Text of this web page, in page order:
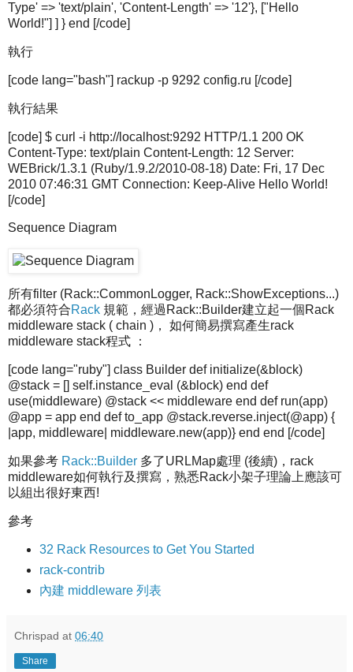
Type' => 'text/plain', 'Content-Length' => '12'}, ["Hello
World!"] ] } end [/code]
執行
[code lang="bash"] rackup -p 9292 config.ru [/code]
執行結果
[code] $ curl -i http://localhost:9292 HTTP/1.1 200 OK
Content-Type: text/plain Content-Length: 12 Server:
WEBrick/1.3.1 (Ruby/1.9.2/2010-08-18) Date: Fri, 17 Dec
2010 07:46:31 GMT Connection: Keep-Alive Hello World!
[/code]
Sequence Diagram
所有filter (Rack::CommonLogger, Rack::ShowExceptions...)
都必須符合Rack 規範，經過Rack::Builder建立起一個Rack
middleware stack ( chain )， 如何簡易撰寫產生rack
middleware stack程式 ：
[code lang="ruby"] class Builder def initialize(&block)
@stack = [] self.instance_eval (&block) end def
use(middleware) @stack << middleware end def run(app)
@app = app end def to_app @stack.reverse.inject(@app) {
|app, middleware| middleware.new(app)} end end [/code]
如果參考 Rack::Builder 多了URLMap處理 (後續)，rack
middleware如何執行及撰寫，熟悉Rack小架子理論上應該可
以組出很好東西!
參考
32 Rack Resources to Get You Started
rack-contrib
內建 middleware 列表
Chrispad at 06:40
Share